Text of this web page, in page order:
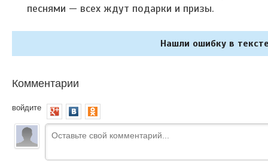
песнями — всех ждут подарки и призы.
Нашли ошибку в
Комментарии
войдите